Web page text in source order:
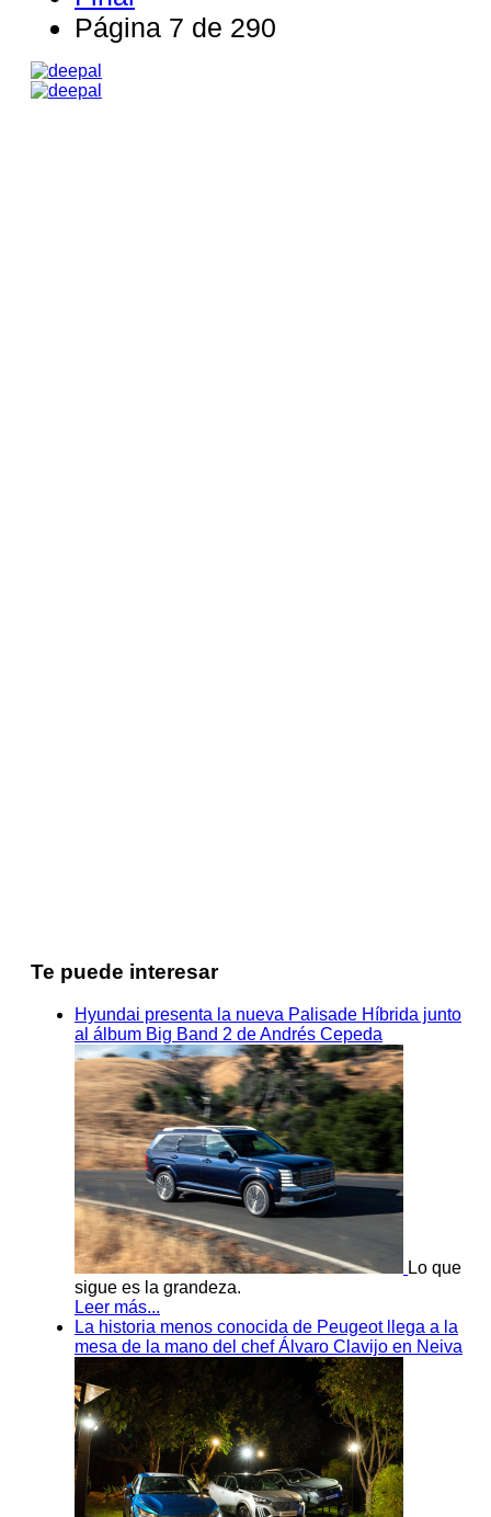
Página 7 de 290
Te puede interesar
Hyundai presenta la nueva Palisade Híbrida junto
al álbum Big Band 2 de Andrés Cepeda
Lo que
sigue es la grandeza.
Leer más...
La historia menos conocida de Peugeot llega a la
mesa de la mano del chef Álvaro Clavijo en Neiva